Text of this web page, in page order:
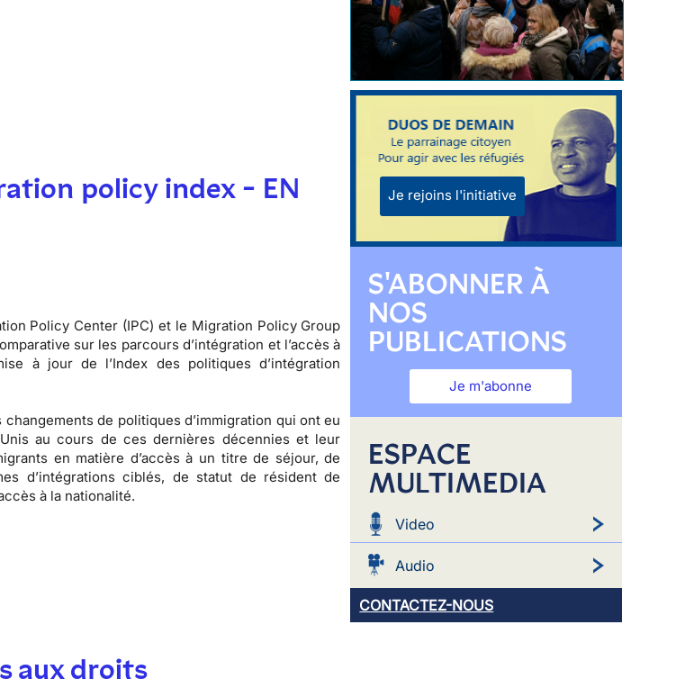
policy index - EN
Policy Center (IPC) et le Migration Policy Group
sur les parcours d’intégration et l’accès à
à jour de l’Index des politiques d’intégration
de politiques d’immigration qui ont eu
au cours de ces dernières décennies et leur
en matière d’accès à un titre de séjour, de
d’intégrations ciblés, de statut de résident de
à la nationalité.
aux droits
Je rejoins l'initiative
S'ABONNER À
NOS
PUBLICATIONS
Je m'abonne
ESPACE
MULTIMEDIA
Video
Audio
CONTACTEZ-NOUS